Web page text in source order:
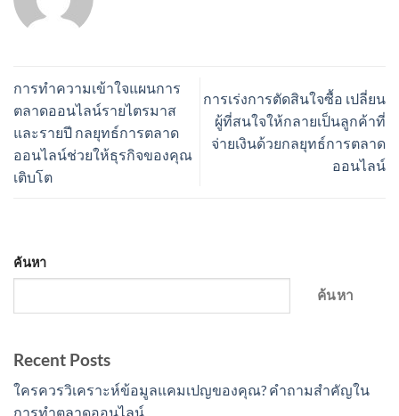
การทำความเข้าใจแผนการ
ตลาดออนไลน์รายไตรมาส
และรายปี กลยุทธ์การตลาด
ออนไลน์ช่วยให้ธุรกิจของคุณ
เติบโต
การเร่งการตัดสินใจซื้อ เปลี่ยน
ผู้ที่สนใจให้กลายเป็นลูกค้าที่
จ่ายเงินด้วยกลยุทธ์การตลาด
ออนไลน์
ค้นหา
ค้นหา
Recent Posts
ใครควรวิเคราะห์ข้อมูลแคมเปญของคุณ? คำถามสำคัญใน
การทำตลาดออนไลน์